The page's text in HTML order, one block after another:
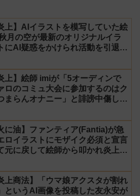
上】AIイラストを模写していた絵
月の空が最新のオリジナルイラ
にAI疑惑をかけられ活動を引退！
上】絵師 imiが「5オーディンで
ロのコミュ大会に参加するのはク
まらんオナニー」と誹謗中傷し謝
に油】ファンティア(Fantia)が急
ロイラストにモザイク必須と宣言
元に戻して絵師から叩かれ炎上し
上商法】「ウマ娘アクスタが割れ
というAI画像を投稿した友永安が